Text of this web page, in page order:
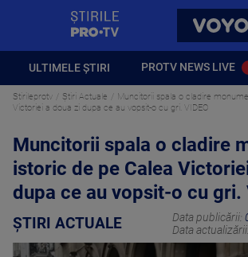
VOYO
ULTIMELE ȘTIRI PROTV NEWS LIVE
Stirileprotv Știri Actuale
Muncitorii spala o cladire
Victoriei a doua zi dupa ce au vopsit-o cu gri. VIDEO
Muncitorii spala o cladire
istoric de pe Calea
dupa ce au vopsit-o cu gri.
ȘTIRI ACTUALE Data publicării:
Data actualizării: